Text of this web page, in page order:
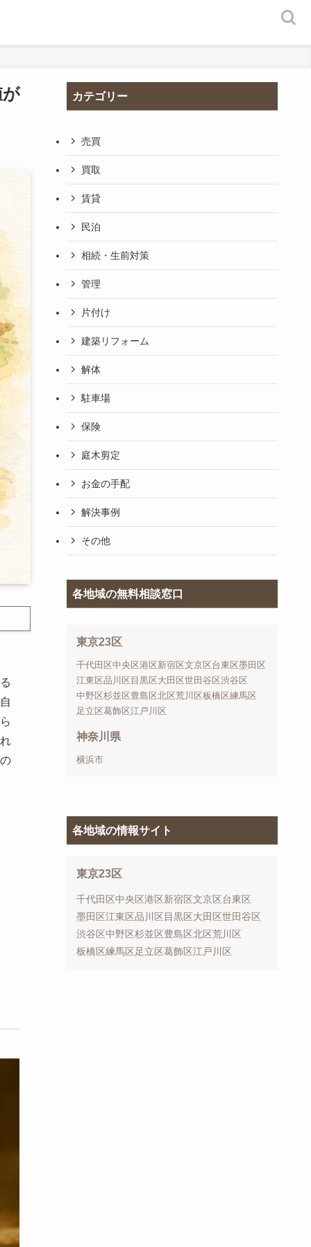
カテゴリー
売買
買取
賃貸
民泊
相続・生前対策
管理
片付け
建築リフォーム
解体
駐車場
保険
庭木剪定
お金の手配
解決事例
その他
各地域の無料相談窓口
東京23区
千代田区中央区港区新宿区文京区台東区墨田区
江東区品川区 目黒区大田区世田谷区渋谷区
中野区杉並区豊島区北区荒川区板橋区練馬区
足立区葛飾区江戸川区
神奈川県
横浜市
各地域の情報サイト
東京23区
千代田区中央区港区新宿区文京区台東区
墨田区江東区品川区目黒区大田区世田谷区
渋谷区中野区杉並区豊島区北区荒川区
板橋区練馬区足立区葛飾区江戸川区